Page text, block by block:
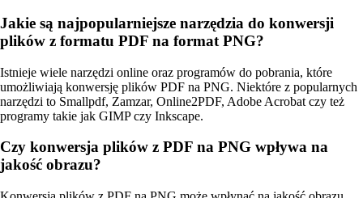
Jakie są najpopularniejsze narzędzia do konwersji
plików z formatu PDF na format PNG?
Istnieje wiele narzędzi online oraz programów do pobrania, które
umożliwiają konwersję plików PDF na PNG. Niektóre z popularnych
narzędzi to Smallpdf, Zamzar, Online2PDF, Adobe Acrobat czy też
programy takie jak GIMP czy Inkscape.
Czy konwersja plików z PDF na PNG wpływa na
jakość obrazu?